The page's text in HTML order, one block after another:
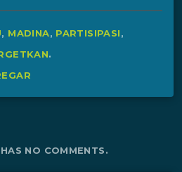
, MADINA, PARTISIPASI,
.
NO COMMENTS.